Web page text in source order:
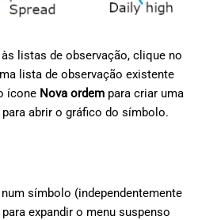
listas de observação, clique no
lista de observação existente
ícone Nova ordem para criar uma
para abrir o gráfico do símbolo.
símbolo (independentemente
expandir o menu suspenso